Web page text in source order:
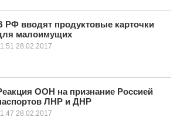
РФ вводят продуктовые карточки
малоимущих
28.02.2017
ООН на признание Россией
ЛНР и ДНР
28.02.2017